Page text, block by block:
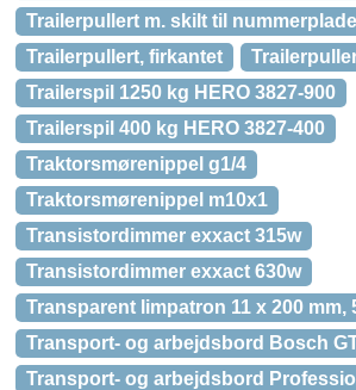
Trailerpullert m. skilt til nummerplade
Trailerpullert, firkantet
Trailerspil 1250 kg HERO 3827-900
Trailerspil 400 kg HERO 3827-400
Traktorsmørenippel g1/4
Traktorsmørenippel m10x1
Transistordimmer exxact 315w
Transistordimmer exxact 630w
Transparent limpatron 11 x 200 mm,
Transport- og arbejdsbord Bosch
Transport- og arbejdsbord